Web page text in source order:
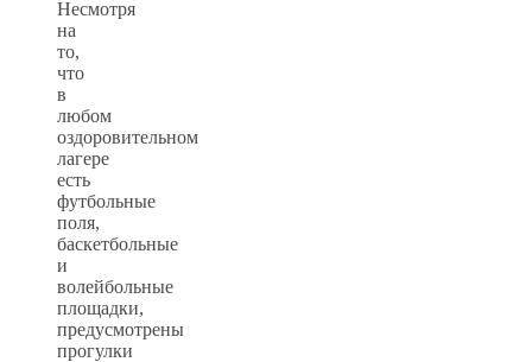
Несмотря
на
то,
что
в
любом
оздоровительном
лагере
есть
футбольные
поля,
баскетбольные
и
волейбольные
площадки,
предусмотрены
прогулки